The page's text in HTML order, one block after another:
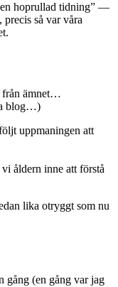
en hoprullad tidning” —
så var våra
från ämnet…
blog…)
uppmaningen att
åldern inne att förstå
lika otryggt som nu
gång (en gång var jag